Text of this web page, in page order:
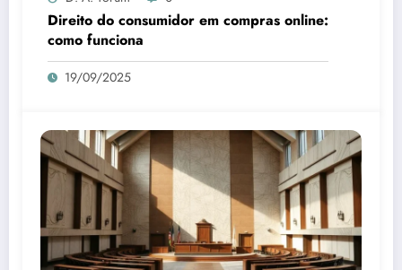
Direito do consumidor em compras online:
como funciona
19/09/2025